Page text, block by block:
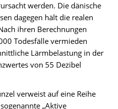
werden. Die dänische
dagegen hält die realen
ihren Berechnungen
Todesfälle vermieden
Lärmbelastung in der
von 55 Dezibel
verweist auf eine Reihe
„Aktive